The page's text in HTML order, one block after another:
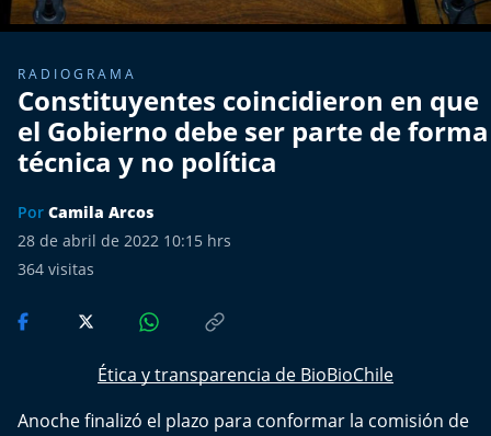
La Entrevista de Tomás Mosciatti
Entrevistas BioBioTV
Comentarios de Tomás Mosciatti
Más de Ti Podcast
Realizadores
RADIOGRAMA
Constituyentes coincidieron en que
el Gobierno debe ser parte de forma
técnica y no política
Por Camila Arcos
28 de abril de 2022 10:15 hrs
364 visitas
Ética y transparencia de BioBioChile
Anoche finalizó el plazo para conformar la comisión de